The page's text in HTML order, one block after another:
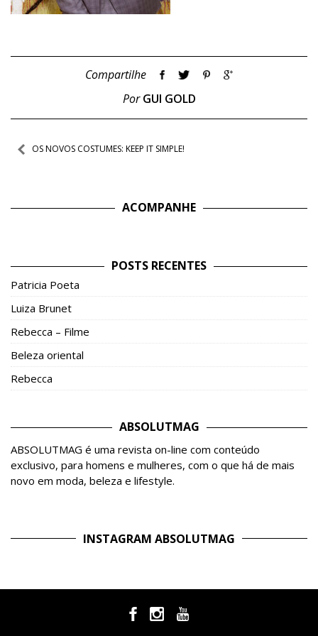
Compartilhe
PorGUI GOLD
Navegação
OS NOVOS COSTUMES: KEEP IT SIMPLE!
ACOMPANHE
POSTS RECENTES
Patricia Poeta
Luiza Brunet
Rebecca – Filme
Beleza oriental
Rebecca
ABSOLUTMAG
ABSOLUTMAG é uma revista on-line com conteúdo
exclusivo, para homens e mulheres, com o que há de mais
novo em moda, beleza e lifestyle.
INSTAGRAM ABSOLUTMAG